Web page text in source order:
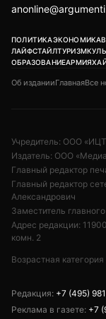
ПОЛИТИКАЭКОНОМИКА
ЛАЙФСТАЙЛТУРИЗМ
ОБРАЗОВАНИЕАРМИЯ
Об изданииГлавнаяВсе
Учредитель: ООО
Издатель: ООО
Главный редактор
Главный редактор
Александрович
Заместитель
Адрес редакции:
комн. 2
Возрастная категория
Редакция: +7 (495)
Реклама в газете: +7